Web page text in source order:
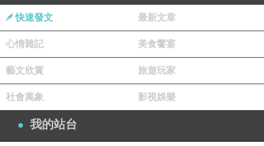
刀口舔血，一切的榮耀都是建立在別人的著作權
之上，是不是隨時都會有被傾覆的可能呢。
當然，弱者才會瞻前顧後，強者早已經適應
了生態並且過得十分滋潤，反正現在平台和政策
都是睜一隻眼閉一隻眼，那麼想那麼多乾嘛，先
乾了再說，什麼時候出問題，再解決問題就好。
依舊還在做一個文字創作的博主，因為寫字的這
快速發文 最新文章
心情雜記 美食饗宴
藝文欣賞 旅遊玩家
社會萬象 影視娛樂
我的站台